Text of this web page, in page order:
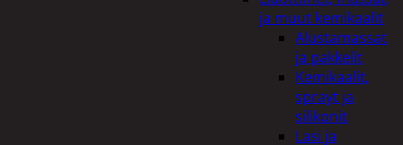
ja muut kemikaalit
Alustamassat
ja pakkelit
Kemikaalit,
sprayt ja
silikonit
Lasi ja